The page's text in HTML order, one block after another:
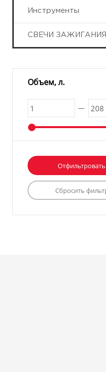
Инструменты
СВЕЧИ ЗАЖИГАНИЯ
Объем, л.